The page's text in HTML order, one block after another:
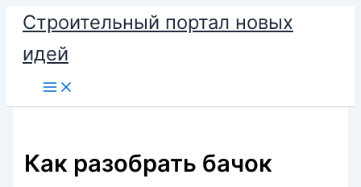
Перейти
содержимому
Строительный портал новых
идей
Как разобрать бачок